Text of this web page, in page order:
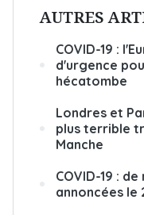
AUTRES
COVID-19 :
d'urgence
hécatombe
Londres et
plus terrible
Manche
COVID-19 :
annoncées le